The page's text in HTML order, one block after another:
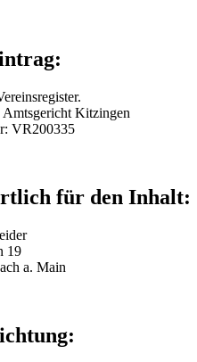
Amtsgericht Kitzingen
VR200335
für den Inhalt:
19
a. Main